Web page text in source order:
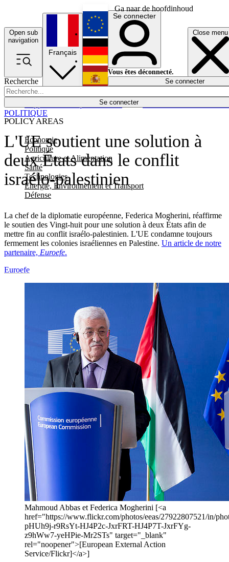
Ga naar de hoofdinhoud
Open sub
navigation
Close menu
Recherche
Se connecter
POLICY AREAS
Economie
Politique
Agriculture et Alimentation
Santé
Technologies
Energie, Environnement et Transport
Défense
Économie
Français
English
Deutsch
Español
Se connecter
Vous êtes déconnecté.
Se connecter
L'UE soutient une solution à
deux États dans le conflit
israélo-palestinien
La chef de la diplomatie européenne, Federica Mogherini, réaffirme
le soutien des Vingt-huit pour une solution à deux États afin de
mettre fin au conflit israélo-palestinien. L'UE condamne toujours
fermement les colonies israéliennes en Palestine. Un article de notre
partenaire, Euroefe.
POLITIQUE
Euroefe
Mahmoud Abbas et Federica Mogherini [<a
href="https://www.flickr.com/photos/eeas/27922807521/in/
pHUh9j-r9RsYt-HJ4P2c-JxrFRT-HJ4P7T-JxrFYg-
z9hWw7-yeHPie-Mr2STs" target="_blank"
rel="noopener">[European External Action
Service/Flickr]</a>]